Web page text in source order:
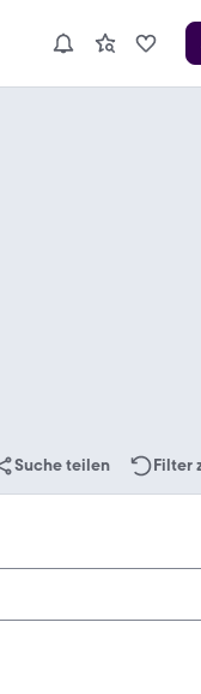
Suche teilen Filter